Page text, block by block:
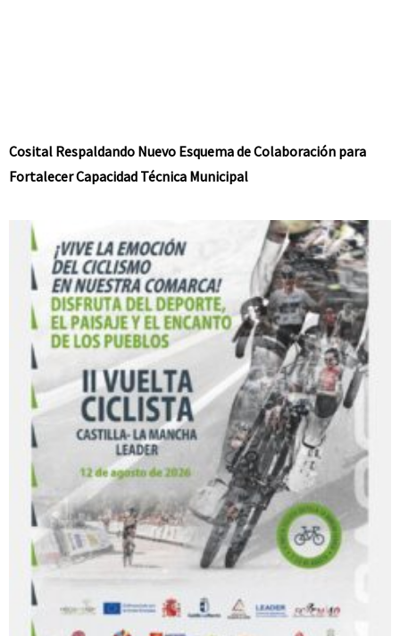
Cosital Respaldando Nuevo Esquema de Colaboración para
Fortalecer Capacidad Técnica Municipal